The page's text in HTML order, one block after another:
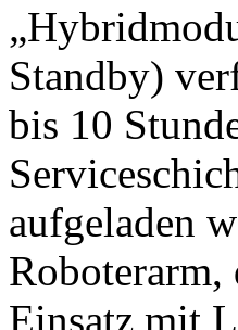
Standby)
bis 10
aufgeladen
Einsatz mit